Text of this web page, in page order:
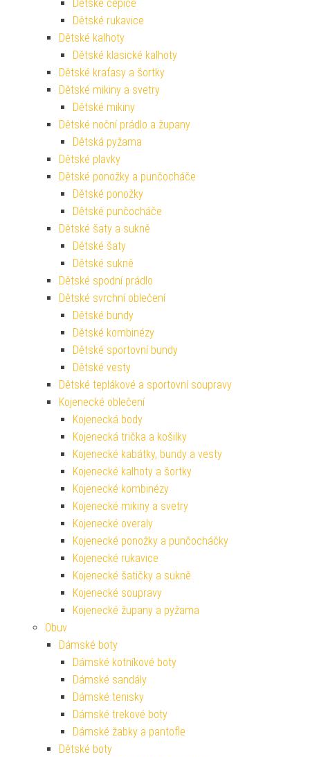
Dětské čepice
Dětské rukavice
Dětské kalhoty
Dětské klasické kalhoty
Dětské kraťasy a šortky
Dětské mikiny a svetry
Dětské mikiny
Dětské noční prádlo a župany
Dětská pyžama
Dětské plavky
Dětské ponožky a punčocháče
Dětské ponožky
Dětské punčocháče
Dětské šaty a sukně
Dětské šaty
Dětské sukně
Dětské spodní prádlo
Dětské svrchní oblečení
Dětské bundy
Dětské kombinézy
Dětské sportovní bundy
Dětské vesty
Dětské teplákové a sportovní soupravy
Kojenecké oblečení
Kojenecká body
Kojenecká trička a košilky
Kojenecké kabátky, bundy a vesty
Kojenecké kalhoty a šortky
Kojenecké kombinézy
Kojenecké mikiny a svetry
Kojenecké overaly
Kojenecké ponožky a punčocháčky
Kojenecké rukavice
Kojenecké šatičky a sukně
Kojenecké soupravy
Kojenecké župany a pyžama
Obuv
Dámské boty
Dámské kotníkové boty
Dámské sandály
Dámské tenisky
Dámské trekové boty
Dámské žabky a pantofle
Dětské boty